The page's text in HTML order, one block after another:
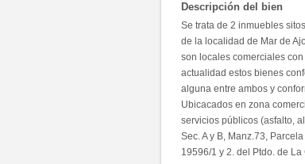
Descripción del bien
Se trata de 2 inmuebles
de la localidad de Mar de
son locales comerciales
actualidad estos bienes
alguna entre ambos y
Ubicacados en zona
servicios públicos (asfalto,
Sec. A y B, Manz.73,
19596/1 y 2. del Ptdo. de